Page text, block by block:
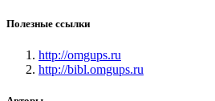
Полезные ссылки
http://omgups.ru
http://bibl.omgups.ru